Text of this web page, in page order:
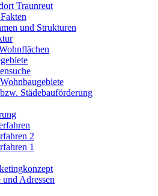
Traunreut
und Strukturen
Städebauförderung
2
1
Adressen